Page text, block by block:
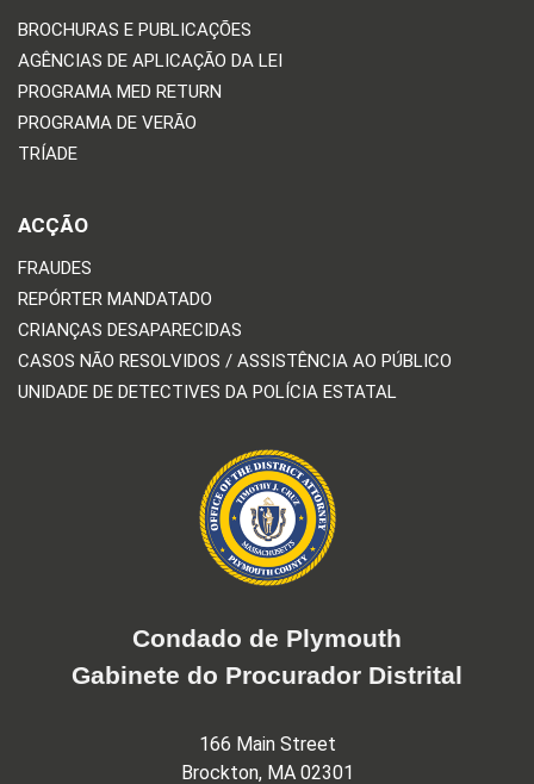
BROCHURAS E PUBLICAÇÕES
AGÊNCIAS DE APLICAÇÃO DA LEI
PROGRAMA MED RETURN
PROGRAMA DE VERÃO
TRÍADE
ACÇÃO
FRAUDES
REPÓRTER MANDATADO
CRIANÇAS DESAPARECIDAS
CASOS NÃO RESOLVIDOS / ASSISTÊNCIA AO PÚBLICO
UNIDADE DE DETECTIVES DA POLÍCIA ESTATAL
Condado de Plymouth
Gabinete do Procurador Distrital
166 Main Street
Brockton, MA 02301